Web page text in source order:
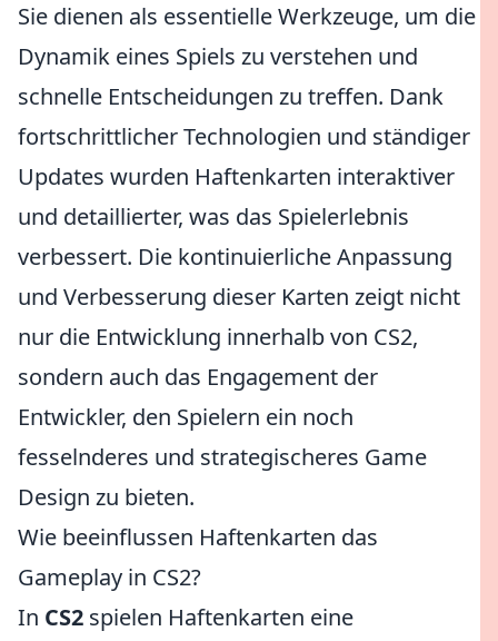
Sie dienen als essentielle Werkzeuge, um die
Dynamik eines Spiels zu verstehen und
schnelle Entscheidungen zu treffen. Dank
fortschrittlicher Technologien und ständiger
Updates wurden Haftenkarten interaktiver
und detaillierter, was das Spielerlebnis
verbessert. Die kontinuierliche Anpassung
und Verbesserung dieser Karten zeigt nicht
nur die Entwicklung innerhalb von CS2,
sondern auch das Engagement der
Entwickler, den Spielern ein noch
fesselnderes und strategischeres Game
Design zu bieten.
Wie beeinflussen Haftenkarten das
Gameplay in CS2?
In CS2 spielen Haftenkarten eine